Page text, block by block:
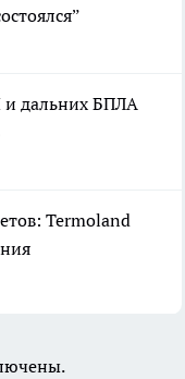
и дальних БПЛА
Termoland